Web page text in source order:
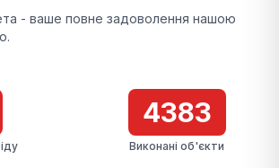
- ваше повне задоволення нашою
4384
Виконані об'єкти